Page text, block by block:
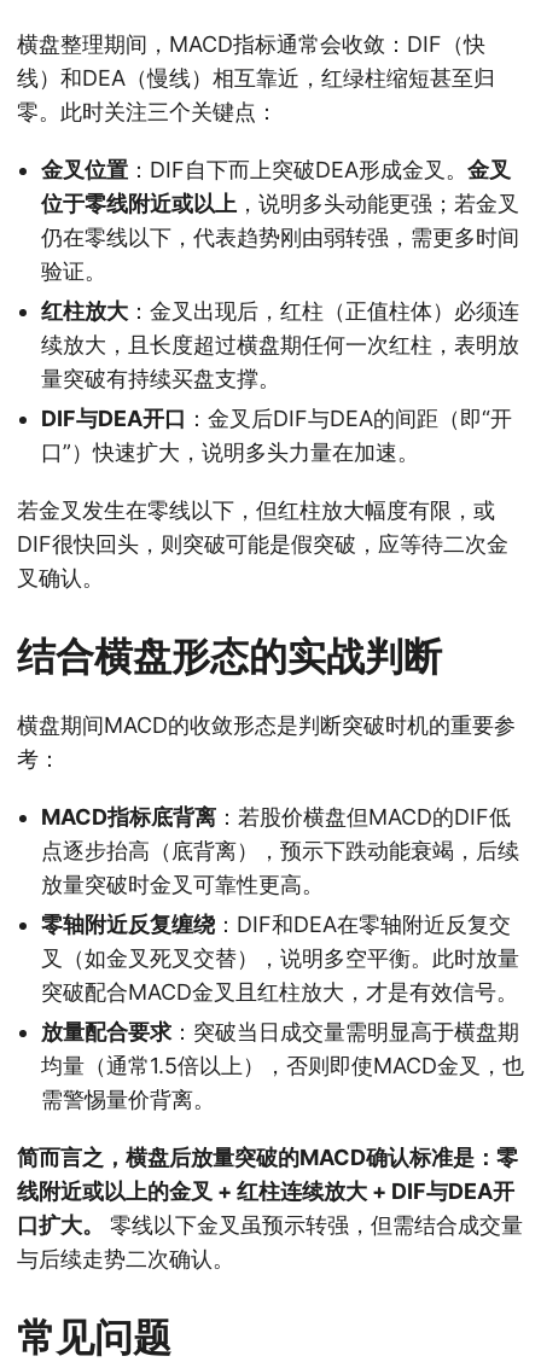
横盘整理期间，MACD指标通常会收敛：DIF（快
线）和DEA（慢线）相互靠近，红绿柱缩短甚至归
零。此时关注三个关键点：
金叉位置 ：DIF自下而上突破DEA形成金叉。 金叉
位于零线附近或以上 ，说明多头动能更强；若金叉
仍在零线以下，代表趋势刚由弱转强，需更多时间
验证。
红柱放大 ：金叉出现后，红柱（正值柱体）必须连
续放大，且长度超过横盘期任何一次红柱，表明放
量突破有持续买盘支撑。
DIF与DEA开口 ：金叉后DIF与DEA的间距（即“开
口”）快速扩大，说明多头力量在加速。
若金叉发生在零线以下，但红柱放大幅度有限，或
DIF很快回头，则突破可能是假突破，应等待二次金
叉确认。
结合横盘形态的实战判断
横盘期间MACD的收敛形态是判断突破时机的重要参
考：
MACD指标底背离 ：若股价横盘但MACD的DIF低
点逐步抬高（底背离），预示下跌动能衰竭，后续
放量突破时金叉可靠性更高。
零轴附近反复缠绕 ：DIF和DEA在零轴附近反复交
叉（如金叉死叉交替），说明多空平衡。此时放量
突破配合MACD金叉且红柱放大，才是有效信号。
放量配合要求 ：突破当日成交量需明显高于横盘期
均量（通常1.5倍以上），否则即使MACD金叉，也
需警惕量价背离。
简而言之，横盘后放量突破的MACD确认标准是：零
线附近或以上的金叉 + 红柱连续放大 + DIF与DEA开
口扩大。
零线以下金叉虽预示转强，但需结合成交量
与后续走势二次确认。
常见问题